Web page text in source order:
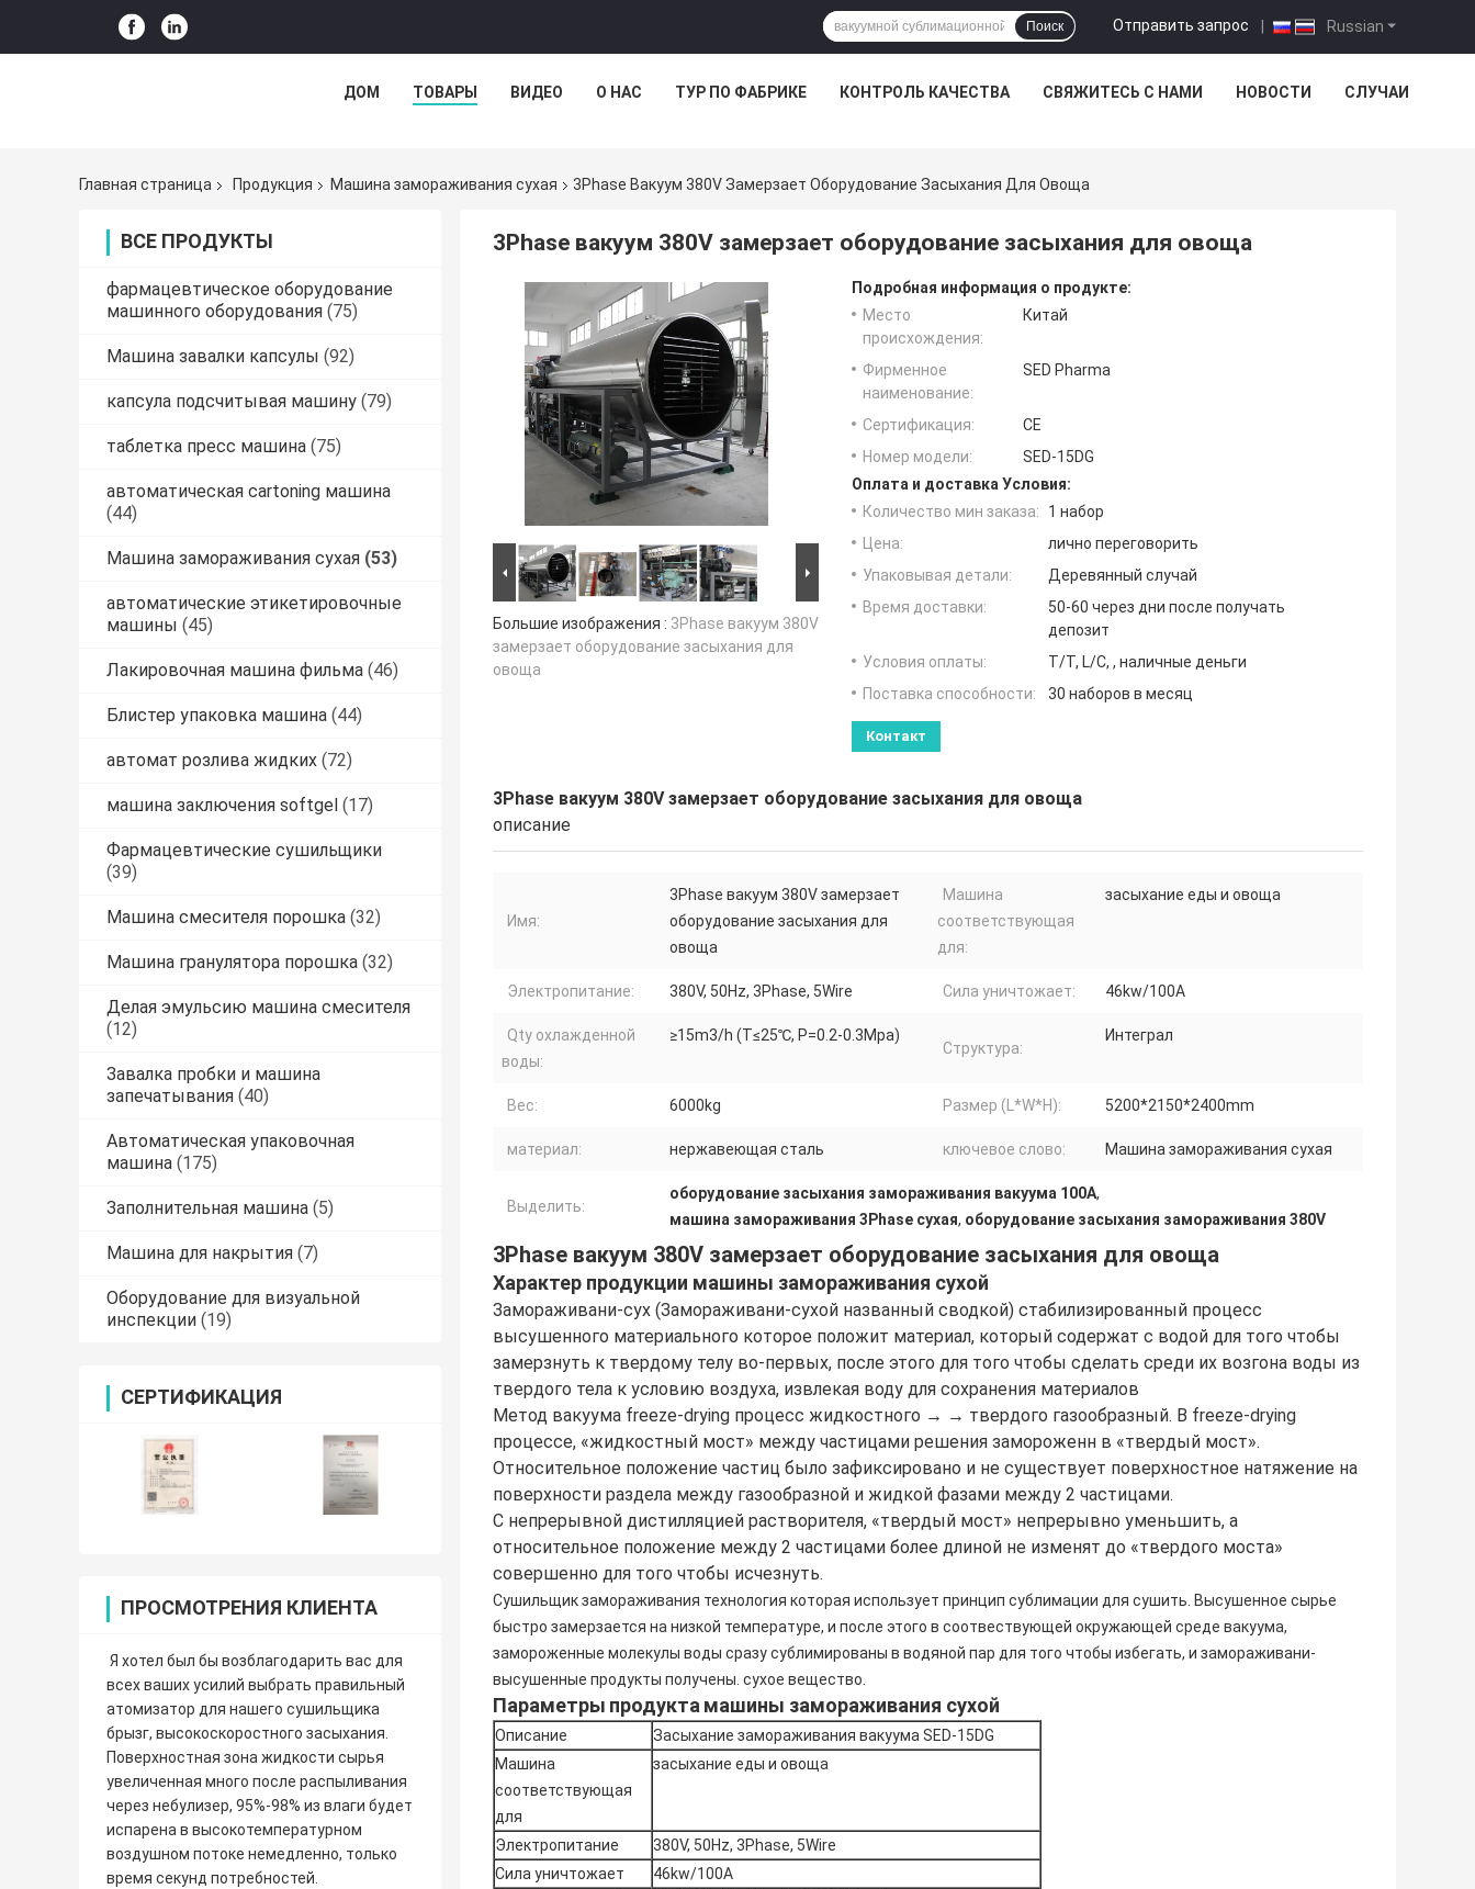
Russian
Отправить запрос |
Поиск
ДОМ ТОВАРЫ ВИДЕО О НАС ТУР ПО ФАБРИКЕ КОНТРОЛЬ КАЧЕСТВА СВЯЖИТЕСЬ С НАМИ НОВОСТИ СЛУЧАИ
Главная страница Продукция Машина замораживания сухая 3Phase Вакуум 380V Замерзает Оборудование Засыхания Для Овоща
ВСЕ ПРОДУКТЫ
фармацевтическое оборудование
машинного оборудования (75)
Машина завалки капсулы (92)
капсула подсчитывая машину (79)
таблетка пресс машина (75)
автоматическая cartoning машина
(44)
Машина замораживания сухая (53)
автоматические этикетировочные
машины (45)
Лакировочная машина фильма (46)
Блистер упаковка машина (44)
автомат розлива жидких (72)
машина заключения softgel (17)
Фармацевтические сушильщики
(39)
Машина смесителя порошка (32)
Машина гранулятора порошка (32)
Делая эмульсию машина смесителя
(12)
Завалка пробки и машина
запечатывания (40)
Автоматическая упаковочная
машина (175)
Заполнительная машина (5)
Машина для накрытия (7)
Оборудование для визуальной
инспекции (19)
СЕРТИФИКАЦИЯ
ПРОСМОТРЕНИЯ КЛИЕНТА
Я хотел был бы возблагодарить вас для
всех ваших усилий выбрать правильный
атомизатор для нашего сушильщика
брызг, высокоскоростного засыхания.
Поверхностная зона жидкости сырья
увеличенная много после распыливания
через небулизер, 95%-98% из влаги будет
испарена в высокотемпературном
воздушном потоке немедленно, только
время секунд потребностей.
3Phase вакуум 380V замерзает оборудование засыхания для овоща
Большие изображения : 3Phase вакуум 380V
замерзает оборудование засыхания для
овоща
Подробная информация о продукте:
Место
происхождения:
Китай
Фирменное
наименование:
SED Pharma
Сертификация:
CE
Номер модели:
SED-15DG
Оплата и доставка Условия:
Количество мин заказа:
1 набор
Цена:
лично переговорить
Упаковывая детали:
Деревянный случай
Время доставки:
50-60 через дни после получать
депозит
Условия оплаты:
T/T, L/C, , наличные деньги
Поставка способности:
30 наборов в месяц
Контакт
3Phase вакуум 380V замерзает оборудование засыхания для овоща
описание
Имя:
3Phase вакуум 380V замерзает
оборудование засыхания для
овоща
Машина
соответствующая
для:
засыхание еды и овоща
Электропитание: 380V, 50Hz, 3Phase, 5Wire Сила уничтожает: 46kw/100A
Qty охлажденной
воды:
≥15m3/h (T≤25℃, P=0.2-0.3Mpa)
Структура:
Интеграл
Вес: 6000kg Размер (L*W*H): 5200*2150*2400mm
материал: нержавеющая сталь ключевое слово: Машина замораживания сухая
Выделить:
оборудование засыхания замораживания вакуума 100A,
машина замораживания 3Phase сухая, оборудование засыхания замораживания 380V
3Phase вакуум 380V замерзает оборудование засыхания для овоща
Характер продукции машины замораживания сухой
Замораживани-сух (Замораживани-сухой названный сводкой) стабилизированный процесс
высушенного материального которое положит материал, который содержат с водой для того чтобы
замерзнуть к твердому телу во-первых, после этого для того чтобы сделать среди их возгона воды из
твердого тела к условию воздуха, извлекая воду для сохранения материалов
Метод вакуума freeze-drying процесс жидкостного → → твердого газообразный. В freeze-drying
процессе, «жидкостный мост» между частицами решения замороженн в «твердый мост».
Относительное положение частиц было зафиксировано и не существует поверхностное натяжение на
поверхности раздела между газообразной и жидкой фазами между 2 частицами.
С непрерывной дистилляцией растворителя, «твердый мост» непрерывно уменьшить, а
относительное положение между 2 частицами более длиной не изменят до «твердого моста»
совершенно для того чтобы исчезнуть.
Сушильщик замораживания технология которая использует принцип сублимации для сушить. Высушенное сырье
быстро замерзается на низкой температуре, и после этого в соотвествующей окружающей среде вакуума,
замороженные молекулы воды сразу сублимированы в водяной пар для того чтобы избегать, и замораживани-
высушенные продукты получены. сухое вещество.
Параметры продуктамашины замораживания сухой
Описание
Засыхание замораживания вакуума SED-15DG
Машина
соответствующая
для
засыхание еды и овоща
Электропитание
380V, 50Hz, 3Phase, 5Wire
Сила уничтожает
46kw/100A